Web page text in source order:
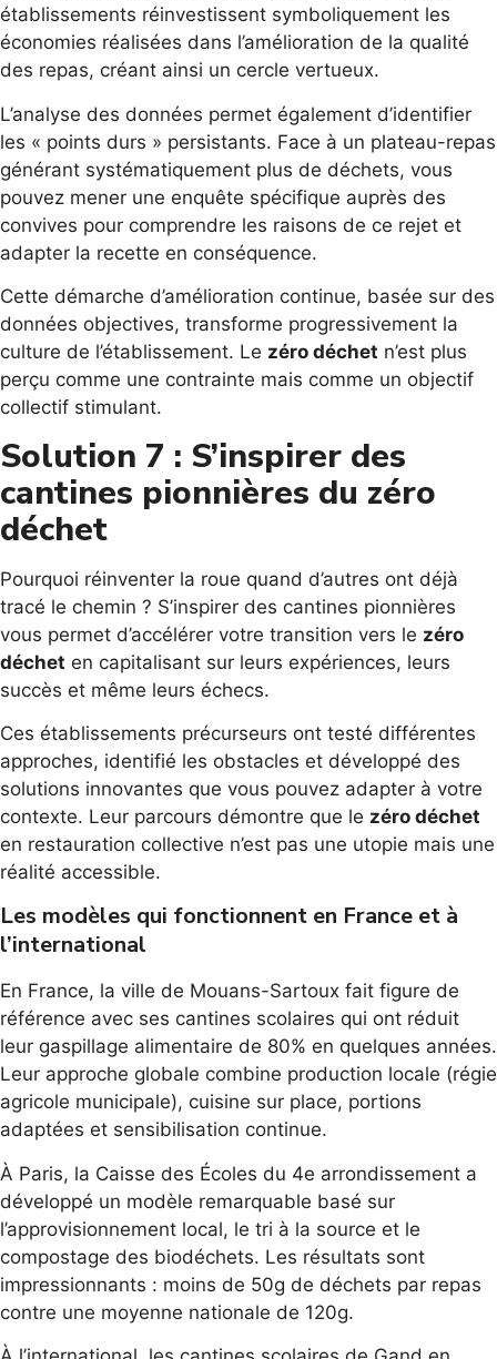
établissements réinvestissent symboliquement les
économies réalisées dans l’amélioration de la qualité
des repas, créant ainsi un cercle vertueux.
L’analyse des données permet également d’identifier
les « points durs » persistants. Face à un plateau-repas
générant systématiquement plus de déchets, vous
pouvez mener une enquête spécifique auprès des
convives pour comprendre les raisons de ce rejet et
adapter la recette en conséquence.
Cette démarche d’amélioration continue, basée sur des
données objectives, transforme progressivement la
culture de l’établissement. Le zéro déchet n’est plus
perçu comme une contrainte mais comme un objectif
collectif stimulant.
Solution 7 : S’inspirer des
cantines pionnières du zéro
déchet
Pourquoi réinventer la roue quand d’autres ont déjà
tracé le chemin ? S’inspirer des cantines pionnières
vous permet d’accélérer votre transition vers le zéro
déchet en capitalisant sur leurs expériences, leurs
succès et même leurs échecs.
Ces établissements précurseurs ont testé différentes
approches, identifié les obstacles et développé des
solutions innovantes que vous pouvez adapter à votre
contexte. Leur parcours démontre que le zéro déchet
en restauration collective n’est pas une utopie mais une
réalité accessible.
Les modèles qui fonctionnent en France et à
l’international
En France, la ville de Mouans-Sartoux fait figure de
référence avec ses cantines scolaires qui ont réduit
leur gaspillage alimentaire de 80% en quelques années.
Leur approche globale combine production locale (régie
agricole municipale), cuisine sur place, portions
adaptées et sensibilisation continue.
À Paris, la Caisse des Écoles du 4e arrondissement a
développé un modèle remarquable basé sur
l’approvisionnement local, le tri à la source et le
compostage des biodéchets. Les résultats sont
impressionnants : moins de 50g de déchets par repas
contre une moyenne nationale de 120g.